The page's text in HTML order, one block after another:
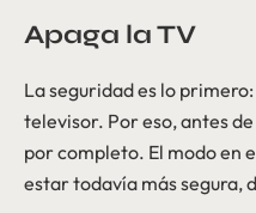
Apaga la TV
La seguridad es lo
televisor. Por eso, antes
por completo. El modo en
estar todavía más segura,